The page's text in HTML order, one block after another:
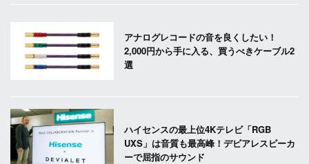
アナログレコードの音を良くしたい！
2,000円から手に入る、買うべきケーブル2
選
ハイセンスの最上位4Kテレビ「RGB
UXS」は音質も最高峰！デビアレスピーカ
ーで屈指のサウンド